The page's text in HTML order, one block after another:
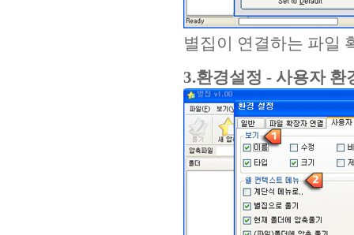
별집이 연결하는 파일
3.환경설정 - 사용자 환